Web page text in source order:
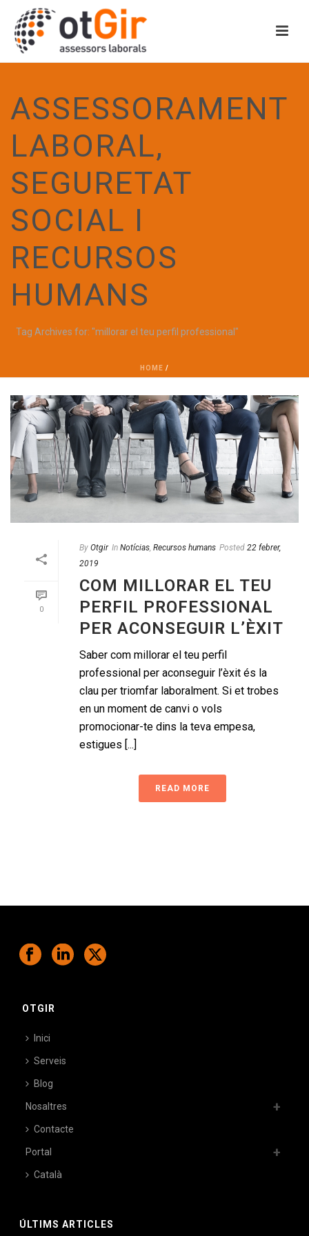
ASSESSORAMENT
LABORAL,
SEGURETAT
SOCIAL I
RECURSOS
HUMANS
Tag Archives for: "millorar el teu perfil professional"
HOME /
0
By Otgir In Notícias Recursos humans Posted 22 febrer,
2019
COM MILLORAR EL TEU
PERFIL PROFESSIONAL
PER ACONSEGUIR L’ÈXIT
Saber com millorar el teu perfil
professional per aconseguir l’èxit és la
clau per triomfar laboralment. Si et trobes
en un moment de canvi o vols
promocionar-te dins la teva empesa,
estigues [...]
READ MORE
OTGIR
Inici
Serveis
Blog
Nosaltres
Contacte
Portal
Català
ÚLTIMS ARTICLES